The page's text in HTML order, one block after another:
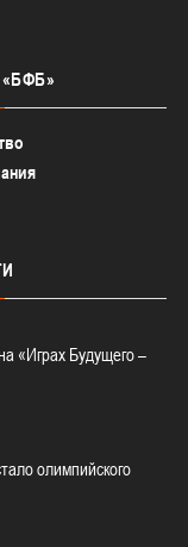
«Играх Будущего –
олимпийского